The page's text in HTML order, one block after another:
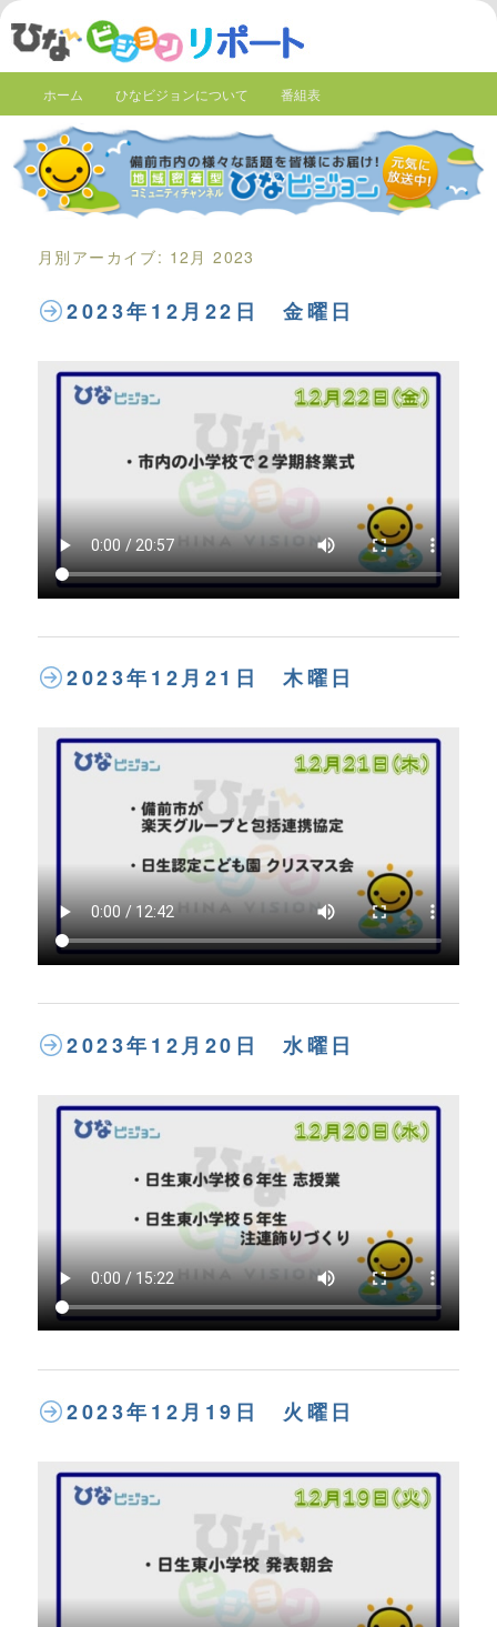
ホーム ひなビジョンについて 番組表
月別アーカイブ: 12月 2023
2023年12月22日 金曜日
2023年12月21日 木曜日
2023年12月20日 水曜日
2023年12月19日 火曜日